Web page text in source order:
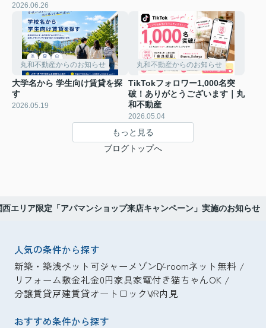
2026.06.26
丸和不動産からのお知らせ
大学名から 学生向け賃貸を探
す
2026.05.19
丸和不動産からのお知らせ
TikTokフォロワー1,000名突
破！ありがとうございます｜丸
和不動産
2026.05.04
もっと見る
ブログトップへ
西エリア限定「アパマンショップ来店キャンペーン」実施のお知らせ
人気の条件から探す
新築・築浅ペット可シャーメゾンD-roomネット無料
リフォーム敷金礼金0円家具家電付き猫ちゃんOK
分譲賃貸戸建賃貸オートロックVR内見
おすすめ条件から探す